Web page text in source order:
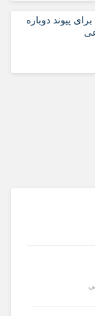
پیوند دوباره